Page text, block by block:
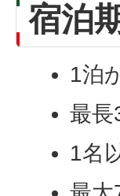
宿泊
1泊
最長
1名